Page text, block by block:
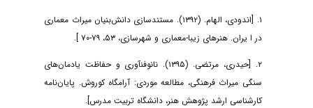
۱. [اندودی، الهام. (۱۳۹۲). مستندسازی دانش‌بنیان میراث معماری
در ا یران. هنرهای زیبا-معماری و شهرسازی، ۵۳، ۷۹-۷۰ ].
۲. [حیدری، مرتضی. (۱۳۹۵). نانوفنآوری و حفاظت یادمان‌های
سنگی میراث فرهنگی، مطالعه موردی: آرامگاه کوروش. پایان‌نامه
کارشناسی ارشد پژوهش هنر، دانشگاه تربیت مدرس].